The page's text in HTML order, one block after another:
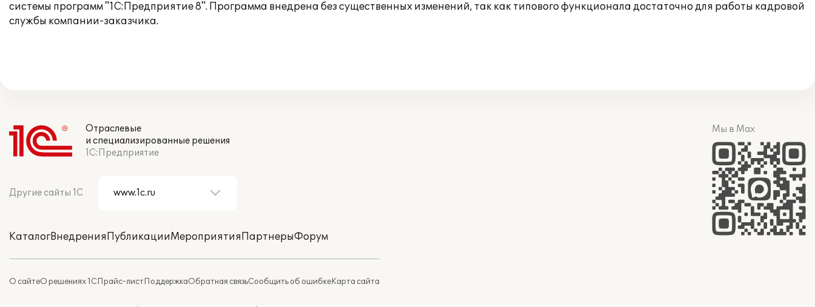
системы программ "1С:Предприятие 8". Программа внедрена без существенных изменений, так как типового функционала достаточно для работы кадровой
службы компании-заказчика.
Отраслевые
и специализированные решения
1С:Предприятие
Другие сайты 1С
КаталогВнедренияПубликацииМероприятияПартнерыФорум
О сайтеО решениях 1СПрайс-листПоддержкаОбратная связьСообщить об ошибкеКарта сайта
Мы в Max